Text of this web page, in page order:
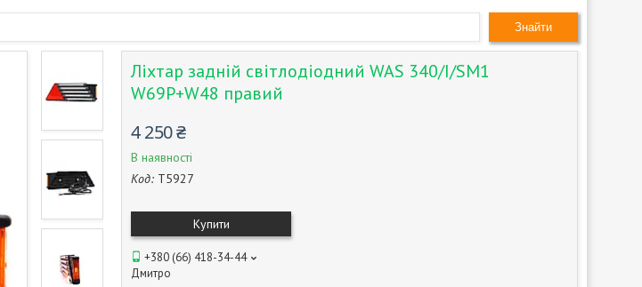
Знайти
Ліхтар задній світлодіодний WAS 340/I/SM1
W69P+W48 правий
4 250 ₴
В наявності
Код: T5927
Купити
+380 (66) 418-34-44
Дмитро